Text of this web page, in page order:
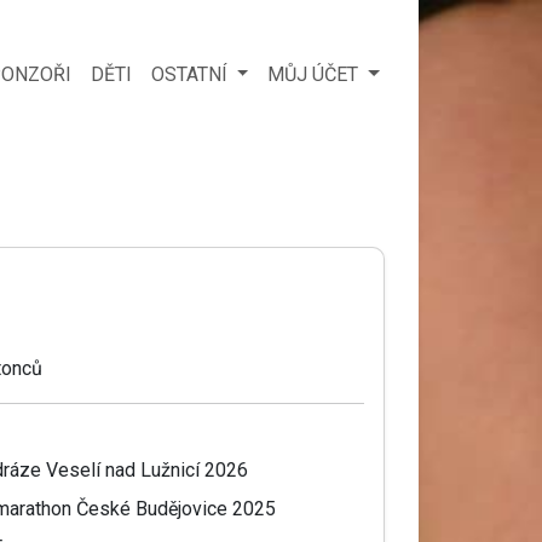
DĚTI OSTATNÍ MŮJ ÚČET
Veselí nad Lužnicí 2026
České Budějovice 2025